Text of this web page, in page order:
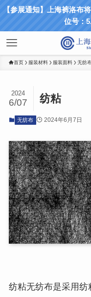
【参展通知】上海裤洛布
位号：
首页 服装材料 服装面料 无纺
纺粘
2024
6/07
无纺布 2024年6月7日
纺粘无纺布是采用纺